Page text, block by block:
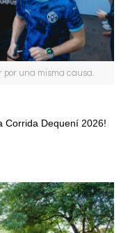
por una misma causa.
Corrida Dequení 2026!